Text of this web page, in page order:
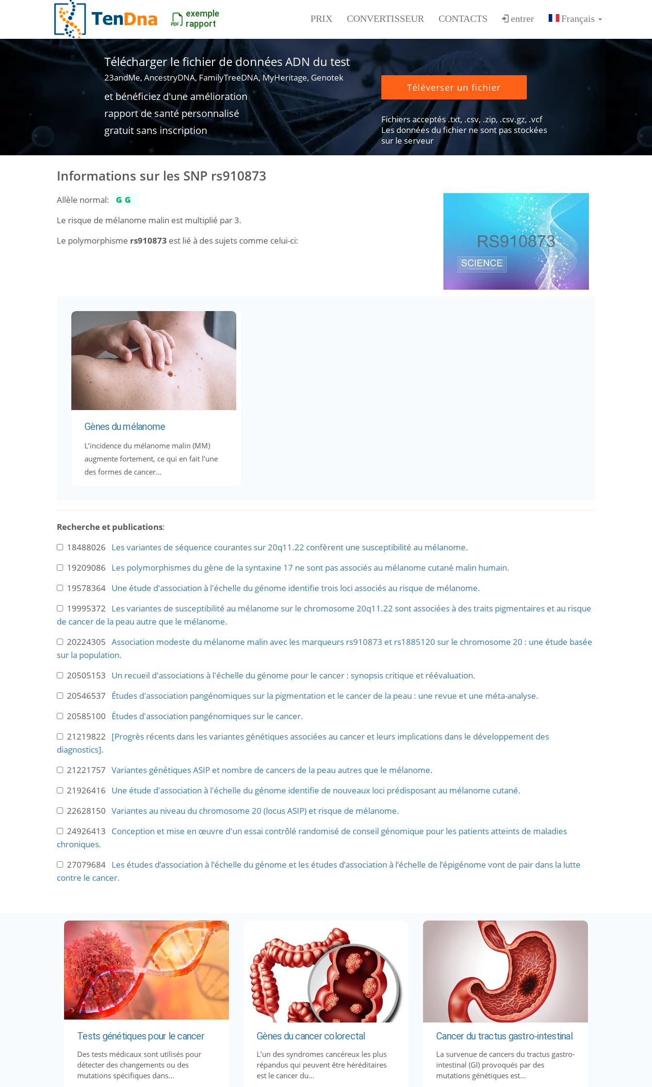
exemple
rapport
PRIX CONVERTISSEUR CONTACTS entrer
Télécharger le fichier de données ADN du test
23andMe, AncestryDNA, FamilyTreeDNA, MyHeritage, Genotek
et bénéficiez d'une amélioration
rapport de santé personnalisé
gratuit sans inscription
Téléverser un fichier
Fichiers acceptés .txt, .csv, .zip, .csv.gz, .vcf
Les données du fichier ne sont pas stockées
sur le serveur
Informations sur les SNP rs910873
Allèle normal:
GG
Le risque de mélanome malin est multiplié par 3.
Le polymorphisme rs910873 est lié à des sujets comme celui-ci:
Gènes du mélanome
L’incidence du mélanome malin (MM)
augmente fortement, ce qui en fait l’une
des formes de cancer...
Recherche et publications:
18488026 Les variantes de séquence courantes sur 20q11.22 confèrent une susceptibilité au mélanome.
19209086 Les polymorphismes du gène de la syntaxine 17 ne sont pas associés au mélanome cutané malin humain.
19578364 Une étude d'association à l'échelle du génome identifie trois loci associés au risque de mélanome.
19995372 Les variantes de susceptibilité au mélanome sur le chromosome 20q11.22 sont associées à des traits pigmentaires et au risque
de cancer de la peau autre que le mélanome.
20224305 Association modeste du mélanome malin avec les marqueurs rs910873 et rs1885120 sur le chromosome 20 : une étude basée
sur la population.
20505153 Un recueil d'associations à l'échelle du génome pour le cancer : synopsis critique et réévaluation.
20546537 Études d'association pangénomiques sur la pigmentation et le cancer de la peau : une revue et une méta-analyse.
20585100 Études d'association pangénomiques sur le cancer.
21219822 [Progrès récents dans les variantes génétiques associées au cancer et leurs implications dans le développement des
diagnostics].
21221757 Variantes génétiques ASIP et nombre de cancers de la peau autres que le mélanome.
21926416 Une étude d'association à l'échelle du génome identifie de nouveaux loci prédisposant au mélanome cutané.
22628150 Variantes au niveau du chromosome 20 (locus ASIP) et risque de mélanome.
24926413 Conception et mise en œuvre d'un essai contrôlé randomisé de conseil génomique pour les patients atteints de maladies
chroniques.
27079684 Les études d’association à l’échelle du génome et les études d’association à l’échelle de l’épigénome vont de pair dans la lutte
contre le cancer.
Tests génétiques pour le cancer
Des tests médicaux sont utilisés pour
détecter des changements ou des
mutations spécifiques dans...
Gènes du cancer colorectal
L’un des syndromes cancéreux les plus
répandus qui peuvent être héréditaires
est le cancer du...
Cancer du tractus gastro-intestinal
La survenue de cancers du tractus gastro-
intestinal (GI) provoqués par des
mutations génétiques est...